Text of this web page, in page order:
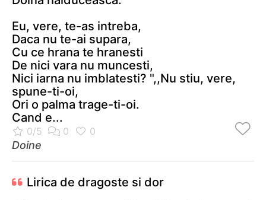
Eu, vere, te-as intreba,
Daca nu te-ai supara,
Cu ce hrana te hranesti
De nici vara nu muncesti,
Nici iarna nu imblatesti? ",,Nu stiu, vere,
spune-ti-oi,
Ori o palma trage-ti-oi.
Cand e...
Doine
Lirica de dragoste si dor